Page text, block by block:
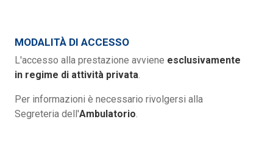
MODALITÀ DI ACCESSO
L'accesso alla prestazione avviene esclusivamente
in regime di attività privata
Per informazioni è necessario rivolgersi alla
Segreteria dell'Ambulatorio